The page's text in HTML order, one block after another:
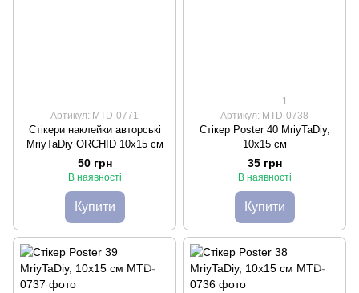
Артикул: MTD-0771
Стікери наклейки авторські
MriyTaDiy ORCHID 10х15 см
50 грн
В наявності
Купити
1
Артикул: MTD-0738
Стікер Poster 40 MriyTaDiy,
10х15 см
35 грн
В наявності
Купити